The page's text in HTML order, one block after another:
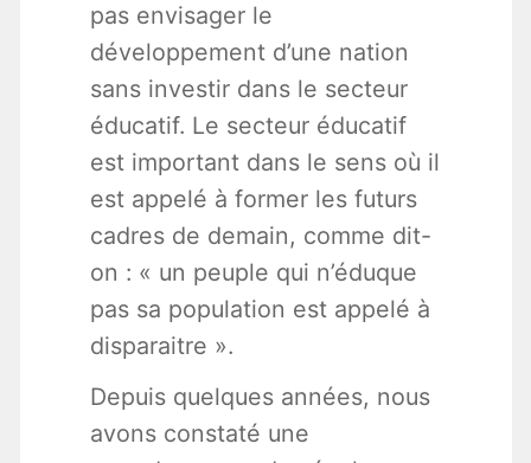
pas envisager le
développement d’une nation
sans investir dans le secteur
éducatif. Le secteur éducatif
est important dans le sens où il
est appelé à former les futurs
cadres de demain, comme dit-
on : « un peuple qui n’éduque
pas sa population est appelé à
disparaitre ».
Depuis quelques années, nous
avons constaté une